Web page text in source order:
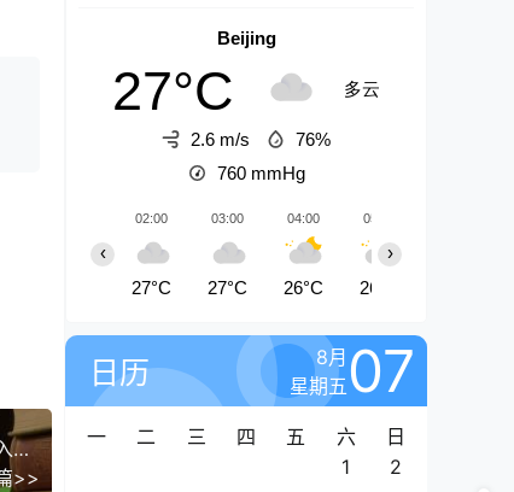
抖音历史解说教程，两个月内涨粉55W，适合零基础入门，可过伙伴计划
>>
Beijing
27°C 多云
2.6 m/s
76%
760 mmHg
02:00
27°C
03:00
27°C
04:00
26°C
05:00
26°C
‹ ›
日历
8月
星期五07
一 二 三 四 五 六
日
1
2